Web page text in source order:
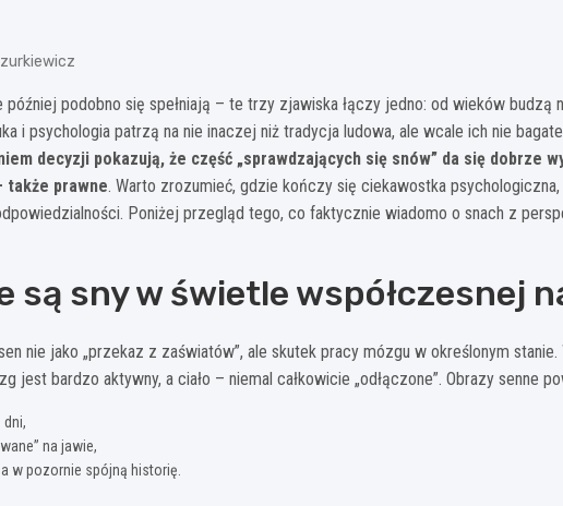
później podobno się spełniają – te trzy zjawiska łączy jedno: od wieków budzą
i psychologia patrzą na nie inaczej niż tradycja ludowa, ale wcale ich nie
decyzji pokazują, że część „sprawdzających się snów” da się dobrze
także prawne. Warto zrozumieć, gdzie kończy się ciekawostka
Poniżej przegląd tego, co faktycznie wiadomo o snach z
są sny w świetle współczesnej
nie jako „przekaz z zaświatów”, ale skutek pracy mózgu w określonym stanie.
jest bardzo aktywny, a ciało – niemal całkowicie „odłączone”. Obrazy senne
na jawie,
w pozornie spójną historię.